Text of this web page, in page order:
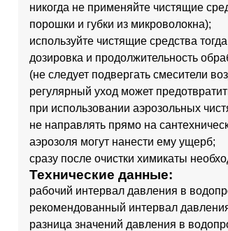
никогда не применяйте чистящие
порошки и губки из микроволокна);
используйте чистящие средства
дозировка и продолжительность
(не следует подвергать смесители
регулярный уход может
при использовании аэрозольных
не направлять прямо на
аэрозоля могут нанести ему ущерб;
сразу после очистки химикаты
Технические данные:
рабочий интервал давления в
рекомендованный интервал
разница значений давления в